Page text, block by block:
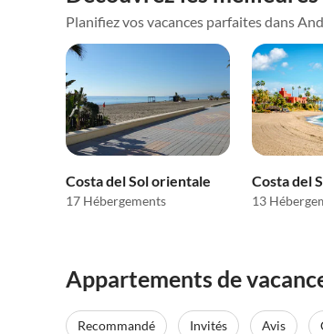
Planifiez vos vacances parfaites dans
Costa del Sol orientale
17 Hébergements
Costa del
13
Appartements de
Recommandé Invités Avis